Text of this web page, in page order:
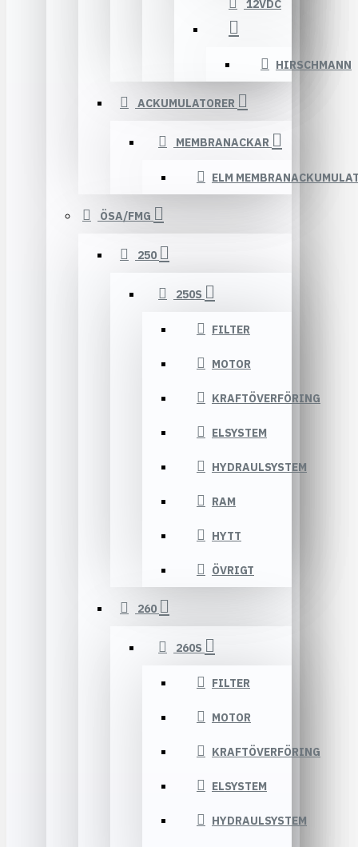
12VDC
HIRSCHMANN
ACKUMULATORER
MEMBRANACKAR
ELM
ÖSA/FMG
250
250S
FILTER
MOTOR
KRAFTÖVERFÖRING
ELSYSTEM
HYDRAULSYSTEM
RAM
HYTT
ÖVRIGT
260
260S
FILTER
MOTOR
KRAFTÖVERFÖRING
ELSYSTEM
HYDRAULSYSTEM